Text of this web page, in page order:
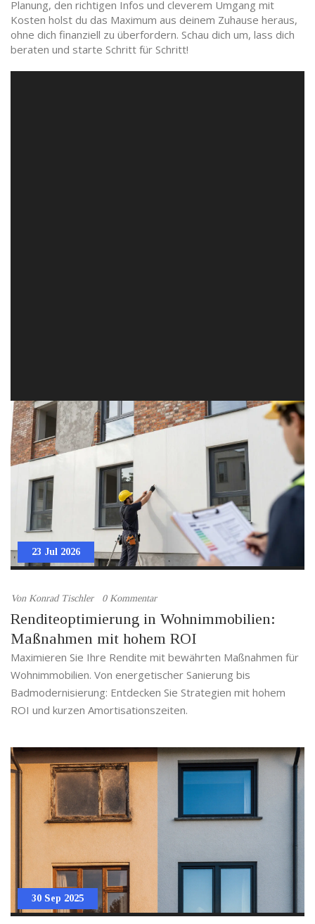
Planung, den richtigen Infos und cleverem Umgang mit
Kosten holst du das Maximum aus deinem Zuhause heraus,
ohne dich finanziell zu überfordern. Schau dich um, lass dich
beraten und starte Schritt für Schritt!
23 Jul 2026
Von Konrad Tischler 0 Kommentar
Renditeoptimierung in Wohnimmobilien:
Maßnahmen mit hohem ROI
Maximieren Sie Ihre Rendite mit bewährten Maßnahmen für
Wohnimmobilien. Von energetischer Sanierung bis
Badmodernisierung: Entdecken Sie Strategien mit hohem
ROI und kurzen Amortisationszeiten.
30 Sep 2025